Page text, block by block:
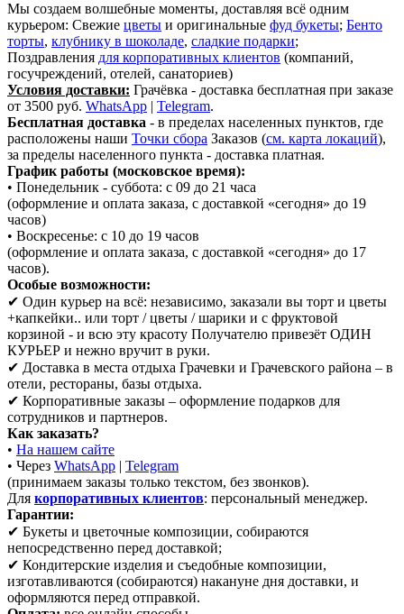
Мы создаем волшебные моменты, доставляя всё одним
курьером: Свежие цветы и оригинальные фуд букеты; Бенто
торты, клубнику в шоколаде, сладкие подарки;
Поздравления для корпоративных клиентов (компаний,
госучреждений, отелей, санаториев)
Условия доставки: Грачёвка - доставка бесплатная при заказе
от 3500 руб. WhatsApp | Telegram.
Бесплатная доставка - в пределах населенных пунктов, где
расположены наши Точки сбора Заказов (см. карта локаций),
за пределы населенного пункта - доставка платная.
График работы (московское время):
• Понедельник - суббота: с 09 до 21 часа
(оформление и оплата заказа, с доставкой «сегодня» до 19
часов)
• Воскресенье: с 10 до 19 часов
(оформление и оплата заказа, с доставкой «сегодня» до 17
часов).
Особые возможности:
✔ Один курьер на всё: независимо, заказали вы торт и цветы
+капкейки.. или торт / цветы / шарики и с фруктовой
корзиной - и всю эту красоту Получателю привезёт ОДИН
КУРЬЕР и нежно вручит в руки.
✔ Доставка в места отдыха Грачевки и Грачевского района – в
отели, рестораны, базы отдыха.
✔ Корпоративные заказы – оформление подарков для
сотрудников и партнеров.
Как заказать?
• На нашем сайте
• Через WhatsApp | Telegram
(принимаем заказы только текстом, без звонков).
Для корпоративных клиентов: персональный менеджер.
Гарантии:
✔ Букеты и цветочные композиции, собираются
непосредственно перед доставкой;
✔ Кондитерские изделия и съедобные композиции,
изготавливаются (собираются) накануне дня доставки, и
оформляются перед отправкой.